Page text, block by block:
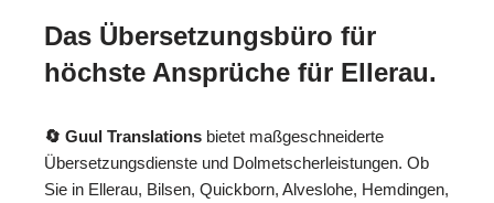
Das Übersetzungsbüro für
höchste Ansprüche für Ellerau.
🔄 Guul Translations bietet maßgeschneiderte
Übersetzungsdienste und Dolmetscherleistungen. Ob
Sie in Ellerau, Bilsen, Quickborn, Alveslohe, Hemdingen,